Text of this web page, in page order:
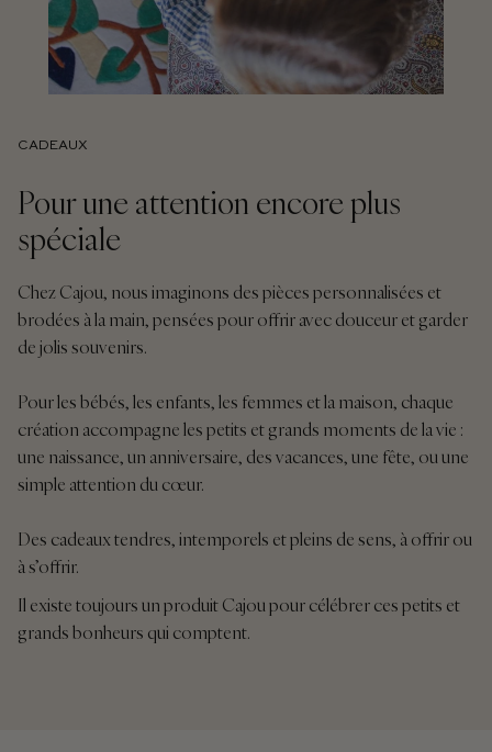
CADEAUX
Pour une attention encore plus
spéciale
Chez Cajou, nous imaginons des pièces personnalisées et
brodées à la main, pensées pour offrir avec douceur et garder
de jolis souvenirs.
Pour les bébés, les enfants, les femmes et la maison, chaque
création accompagne les petits et grands moments de la vie :
une naissance, un anniversaire, des vacances, une fête, ou une
simple attention du cœur.
Des cadeaux tendres, intemporels et pleins de sens, à offrir ou
à s’offrir.
Il existe toujours un produit Cajou pour célébrer ces petits et
grands bonheurs qui comptent.